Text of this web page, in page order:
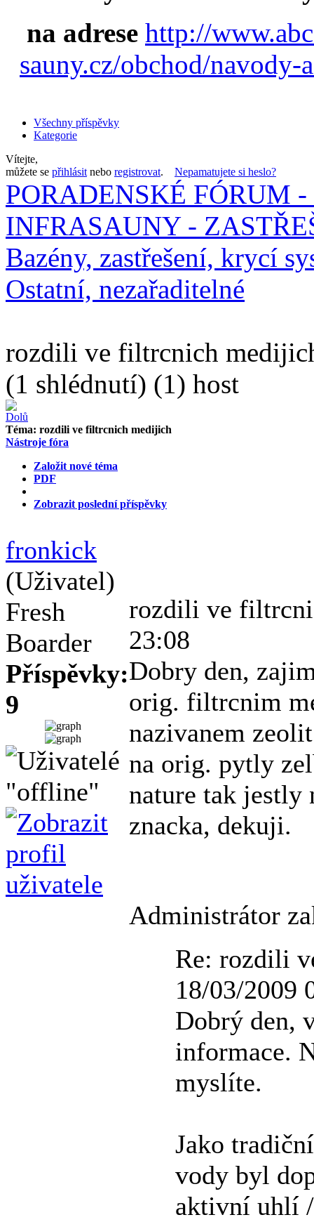
na adrese http://
sauny.cz/obchod/
Všechny příspěvky
Kategorie
Vítejte,
můžete se přihlásit nebo registrovat. Nepamatujete si heslo?
PORADENSKÉ FÓRUM
INFRASAUNY -
Bazény, zastřešení, krycí
Ostatní, nezařaditelné
rozdili ve filtrcnich
(1 shlédnutí) (1) host
Téma: rozdili ve filtrcnich medijich
Nástroje fóra
Založit nové téma
PDF
Zobrazit poslední příspěvky
fronkick
(Uživatel)
Fresh
Boarder
Příspěvky:
9
rozdili ve
23:08
Dobry den,
orig. filtrcnim
nazivanem
na orig. pytly
nature tak jestly
znacka, dekuji.
Administrátor
Re: rozdili
18/03/2009
Dobrý den,
informace.
myslíte.
Jako
vody byl
aktivní uhlí